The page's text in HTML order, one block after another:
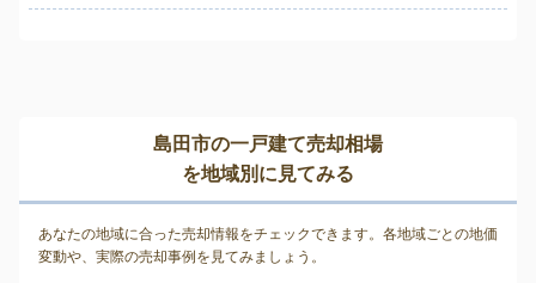
島田市の一戸建て売却相場
を地域別に見てみる
あなたの地域に合った売却情報をチェックできます。各地域ごとの地価
変動や、実際の売却事例を見てみましょう。